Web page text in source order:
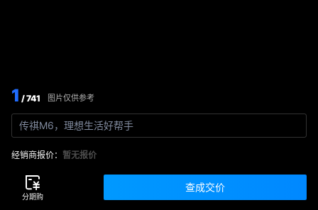
1 / 741 图片仅供参考
传祺M6，理想生活好帮手
经销商报价： 暂无报价
查成交价